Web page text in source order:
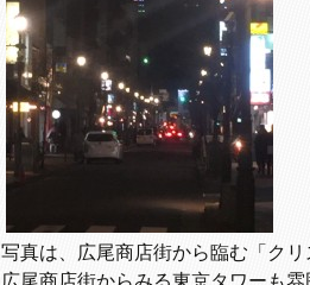
写真は、広尾商店街から臨む「クリ
広尾商店街からみる東京タワーも雰